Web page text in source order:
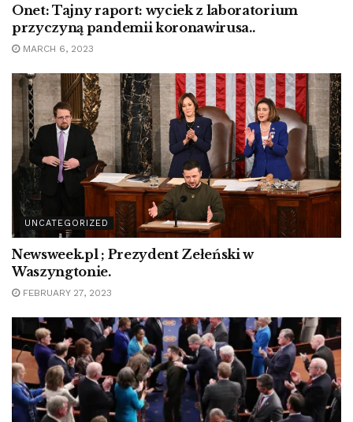
Onet: Tajny raport: wyciek z laboratorium
przyczyną pandemii koronawirusa..
MARCH 6, 2023
UNCATEGORIZED
Newsweek.pl ; Prezydent Zełeński w
Waszyngtonie.
FEBRUARY 27, 2023